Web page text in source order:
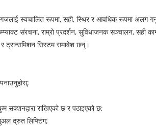
स्वचालित रूपमा, सही, स्थिर र आवधिक रूपमा अलग
संरचना, राम्रो प्रदर्शन, सुविधाजनक सञ्चालन,
ट्रान्समिशन सिस्टम समावेश छन्।
सक्शनद्वारा राखिएको छ र पठाइएको छ;
द्रुत लिफ्टिंग;